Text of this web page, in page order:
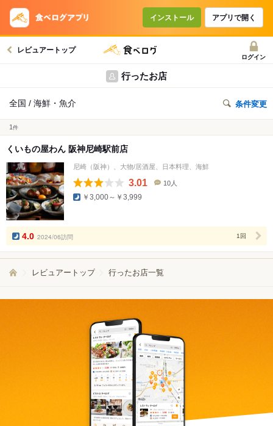
インストール アプリで開く
レビュアートップ
ログイン
行ったお店
全国 / 海鮮・魚介 条件変更
1 件
くいもの屋わん 阪神尼崎駅前店
尼崎（阪神）、大物/居酒屋、日本料理、海鮮
3.01
数
10人
￥3,000～￥3,999
4.0 2024/06訪問 1回
レビュアートップ 行ったお店一覧